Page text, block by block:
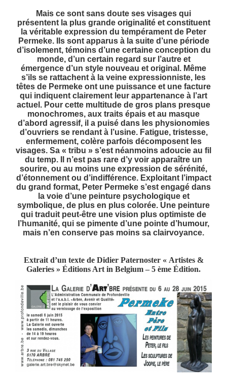
Mais ce sont sans doute ses visages qui
présentent la plus grande originalité et constituent
la véritable expression du tempérament de Peter
Permeke. Ils sont apparus à la suite d’une période
d’isolement, témoins d’une certaine conception du
monde, d’un certain regard sur l’autre et
émergence d’un style nouveau et original. Même
s’ils se rattachent à la veine expressionniste, les
têtes de Permeke ont une puissance et une facture
qui indiquent clairement leur appartenance à l’art
actuel. Pour cette multitude de gros plans presque
monochromes, aux traits épais et au masque
d’abord agressif, il a puisé dans les physionomies
d’ouvriers se rendant à l’usine. Fatigue, tristesse,
enfermement, colère parfois décomposent les
visages. Sa « tribu » s’est néanmoins adoucie au fil
du temp. Il n’est pas rare d’y voir apparaître un
sourire, ou au moins une expression de sérénité,
d’étonnement ou d’indifférence. Exploitant l’impact
du grand format, Peter Permeke s’est engagé dans
la voie d’une peinture psychologique et
symbolique, de plus en plus colorée. Une peinture
qui traduit peut-être une vision plus optimiste de
l’humanité, qui se pimente d’une pointe d’humour,
mais n’en conserve pas moins sa clairvoyance.
Extrait d’un texte de Didier Paternoster « Artistes &
Galeries » Éditions Art in Belgium – 5 ème Édition.